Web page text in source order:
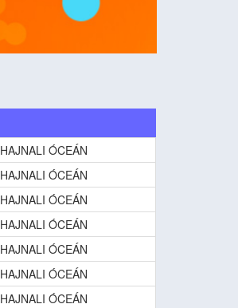
HAJNALI ÓCEÁN
HAJNALI ÓCEÁN
HAJNALI ÓCEÁN
HAJNALI ÓCEÁN
HAJNALI ÓCEÁN
HAJNALI ÓCEÁN
HAJNALI ÓCEÁN